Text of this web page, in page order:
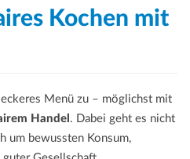
Kochen mit
Menü zu – möglichst mit
Handel . Dabei geht es nicht
um bewussten Konsum,